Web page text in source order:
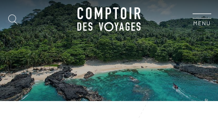
MENU